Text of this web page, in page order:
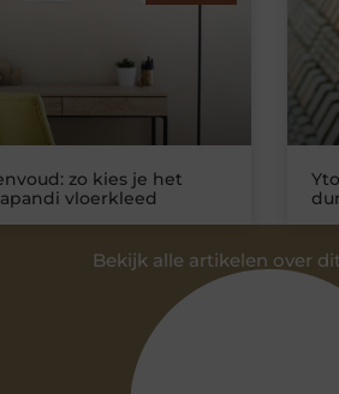
zo kies je het
vloerkleed
Bekijk alle artikelen over